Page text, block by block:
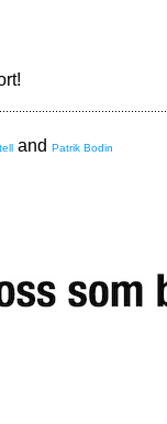
and Patrik Bodin